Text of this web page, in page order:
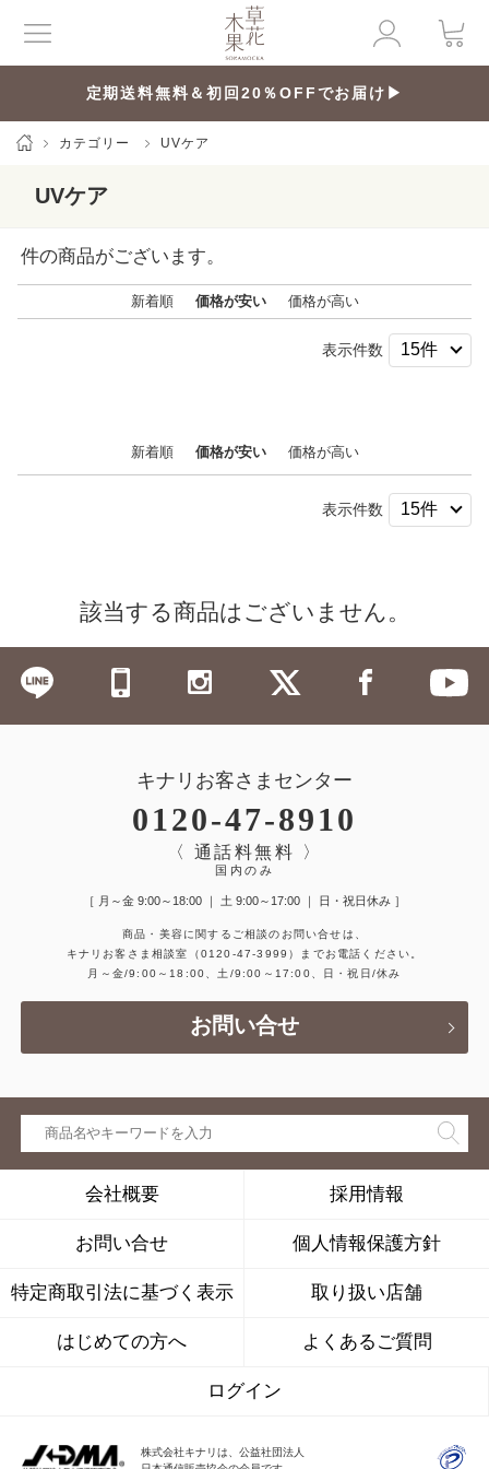
定期送料無料＆初回20％OFFでお届け▶
カテゴリー UVケア
UVケア
件の商品がございます。
新着順 価格が安い 価格が高い
表示件数
新着順 価格が安い 価格が高い
表示件数
該当する商品はございません。
キナリお客さまセンター
0120-47-8910
〈 通話料無料 〉
国内のみ
［ 月～金 9:00～18:00 ｜ 土 9:00～17:00 ｜ 日・祝日休み ］
商品・美容に関するご相談のお問い合せは、
キナリお客さま相談室
（0120-47-3999）
までお電話ください。
月～金/9:00～18:00、土/9:00～17:00、日・祝日/休み
お問い合せ
会社概要 採用情報
お問い合せ 個人情報保護方針
特定商取引法に基づく表示 取り扱い店舗
はじめての方へ よくあるご質問
ログイン
株式会社キナリは、公益社団法人